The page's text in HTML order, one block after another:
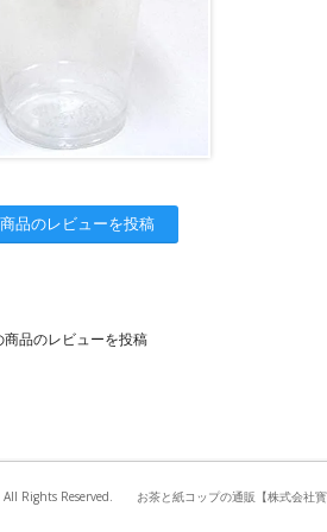
品のレビューを投稿
商品のレビューを投稿
Rights Reserved. お茶と紙コップの通販【株式会社寳